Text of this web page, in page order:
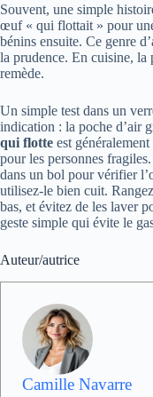
Souvent, une simple
œuf « qui flottait » pour
bénins ensuite. Ce genre
la prudence. En cuisine,
remède.
Un simple test dans un
indication : la poche d’air
qui flotte est
pour les personnes
dans un bol pour vérifier
utilisez‑le bien cuit.
bas, et évitez de les laver
geste simple qui évite le
Auteur/autrice
Camille Navarre